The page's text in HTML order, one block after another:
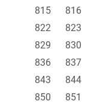
815
816
822
823
829
830
836
837
843
844
850
851